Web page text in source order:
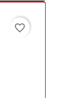
favorite_border